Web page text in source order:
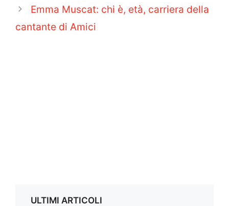
Emma Muscat: chi è, età, carriera della
cantante di Amici
ULTIMI ARTICOLI